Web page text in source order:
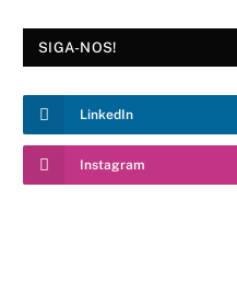
SIGA-NOS!
LinkedIn
Instagram